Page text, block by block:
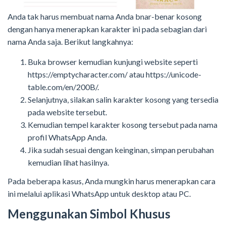
Anda tak harus membuat nama Anda bnar-benar kosong
dengan hanya menerapkan karakter ini pada sebagian dari
nama Anda saja. Berikut langkahnya:
Buka browser kemudian kunjungi website seperti
https://emptycharacter.com/ atau https://unicode-
table.com/en/200B/.
Selanjutnya, silakan salin karakter kosong yang tersedia
pada website tersebut.
Kemudian tempel karakter kosong tersebut pada nama
profil WhatsApp Anda.
Jika sudah sesuai dengan keinginan, simpan perubahan
kemudian lihat hasilnya.
Pada beberapa kasus, Anda mungkin harus menerapkan cara
ini melalui aplikasi WhatsApp untuk desktop atau PC.
Menggunakan Simbol Khusus